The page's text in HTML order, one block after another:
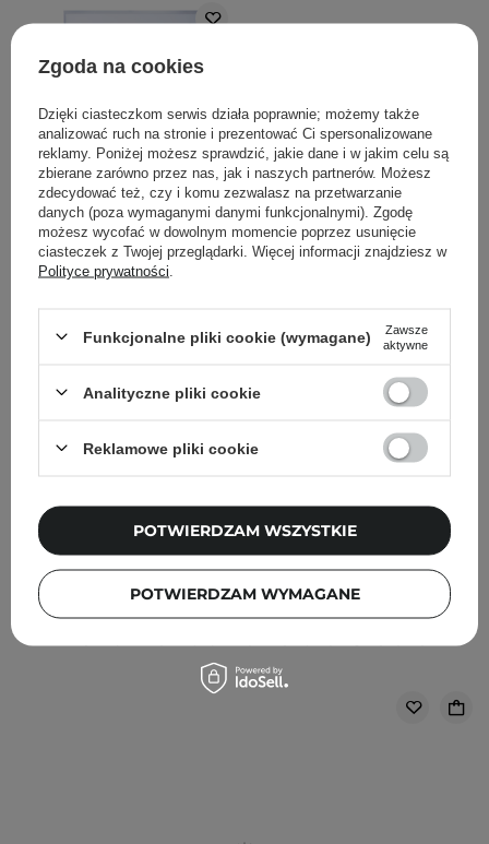
Dr.nineteen - ReDRN Skin
Magnet Mask - Zestaw
Ujędrniających Masek
Hydrożelowych - 4x34g
FILTROWANIE SORTOWANIE
Zgoda na cookies
Dzięki ciasteczkom serwis działa poprawnie; możemy także
analizować ruch na stronie i prezentować Ci spersonalizowane
reklamy. Poniżej możesz sprawdzić, jakie dane i w jakim celu są
zbierane zarówno przez nas, jak i naszych partnerów. Możesz
zdecydować też, czy i komu zezwalasz na przetwarzanie
danych (poza wymaganymi danymi funkcjonalnymi). Zgodę
możesz wycofać w dowolnym momencie poprzez usunięcie
ciasteczek z Twojej przeglądarki. Więcej informacji znajdziesz w
Polityce prywatności
Funkcjonalne pliki cookie (wymagane)
Zawsze
aktywne
Analityczne pliki cookie
Reklamowe pliki cookie
POTWIERDZAM WYMAGANE
POTWIERDZAM WSZYSTKIE